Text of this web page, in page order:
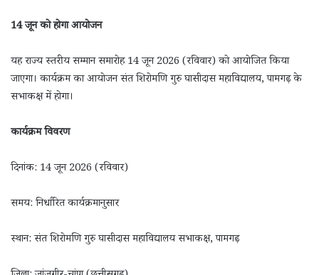
14 जून को होगा आयोजन
यह राज्य स्तरीय सम्मान समारोह 14 जून 2026 (रविवार) को आयोजित किया
जाएगा। कार्यक्रम का आयोजन संत शिरोमणि गुरु घासीदास महाविद्यालय, पामगढ़ के
सभाकक्ष में होगा।
कार्यक्रम विवरण
दिनांक: 14 जून 2026 (रविवार)
समय: निर्धारित कार्यक्रमानुसार
स्थान: संत शिरोमणि गुरु घासीदास महाविद्यालय सभाकक्ष, पामगढ़